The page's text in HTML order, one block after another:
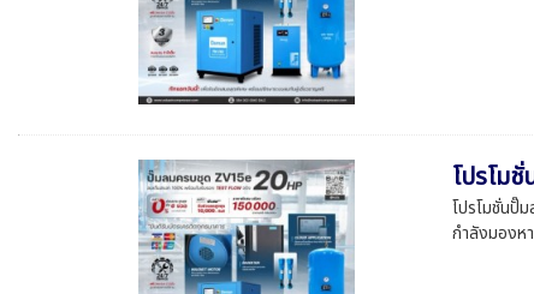
โปรโม
โปรโมชั่นปั๊
กำลังมองห